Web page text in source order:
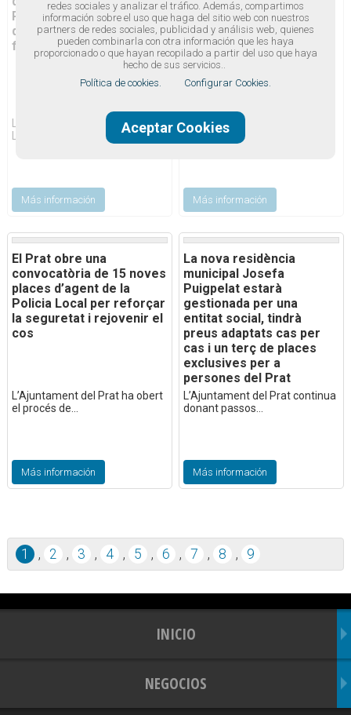
Prat signen un conveni
que consolida el model
festiu de la ciutat
L’Ajuntament del Prat de
Más información
d’actuacions intensives
per reforçar el
manteniment i la neteja
de l’espai públic
L’Ajuntament del Prat de
Llobregat ha posat en...
Más información
El Prat obre una
convocatòria de 15 noves
places d’agent de la
Policia Local per reforçar
la seguretat i rejovenir el
cos
L’Ajuntament del Prat ha obert
el procés de...
Más información
La nova residència
municipal Josefa
Puigpelat estarà
gestionada per una
entitat social, tindrà
preus adaptats cas per
cas i un terç de places
exclusives per a
persones del Prat
L’Ajuntament del Prat continua
donant passos...
Más información
1 , 2 , 3 , 4 , 5 , 6 , 7 , 8 , 9
INICIO
NEGOCIOS
redes sociales y analizar el tráfico. Además, compartimos
información sobre el uso que haga del sitio web con nuestros
partners de redes sociales, publicidad y análisis web, quienes
pueden combinarla con otra información que les haya
proporcionado o que hayan recopilado a partir del uso que haya
hecho de sus servicios..
Política de cookies.
Configurar Cookies.
Aceptar Cookies